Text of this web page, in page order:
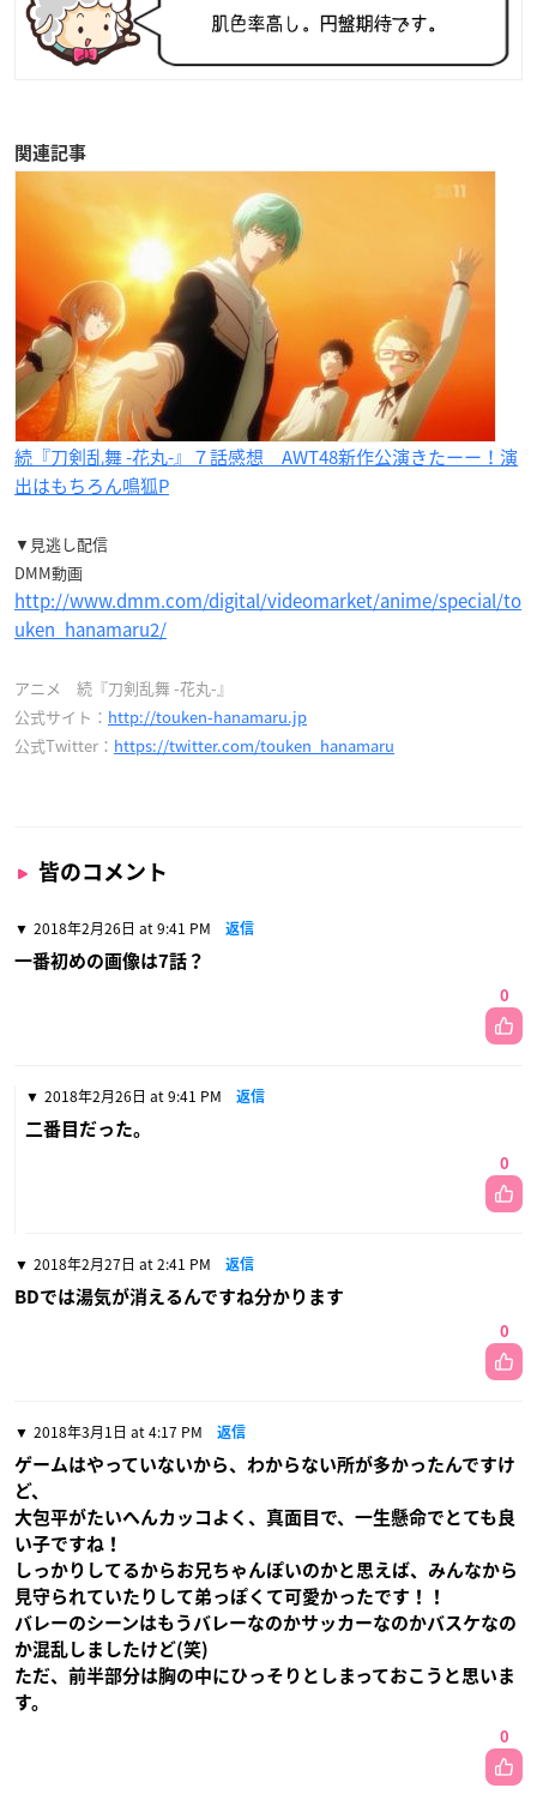
関連記事
続『刀剣乱舞 -花丸-』７話感想 AWT48新作公演きたーー！演
出はもちろん鳴狐P
▼見逃し配信
DMM動画
http://www.dmm.com/digital/videomarket/anime/special/to
uken_hanamaru2/
アニメ 続『刀剣乱舞 -花丸-』
公式サイト： http://touken-hanamaru.jp
公式Twitter： https://twitter.com/touken_hanamaru
皆のコメント
2018年2月26日 at 9:41 PM 返信
一番初めの画像は7話？
0
2018年2月26日 at 9:41 PM 返信
二番目だった。
0
2018年2月27日 at 2:41 PM 返信
BDでは湯気が消えるんですね分かります
0
2018年3月1日 at 4:17 PM 返信
ゲームはやっていないから、わからない所が多かったんですけ
ど、
大包平がたいへんカッコよく、真面目で、一生懸命でとても良
い子ですね！
しっかりしてるからお兄ちゃんぽいのかと思えば、みんなから
見守られていたりして弟っぽくて可愛かったです！！
バレーのシーンはもうバレーなのかサッカーなのかバスケなの
か混乱しましたけど(笑)
ただ、前半部分は胸の中にひっそりとしまっておこうと思いま
す。
0